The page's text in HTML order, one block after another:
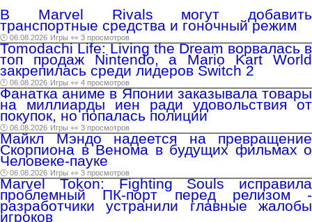
В Marvel Rivals могут добавить
транспортные средства и гоночный режим
🕑 06.08.2026 Игры 👀 3 просмотров
Tomodachi Life: Living the Dream ворвалась в
топ продаж Nintendo, а Mario Kart World
закрепилась среди лидеров Switch 2
🕑 06.08.2026 Игры 👀 4 просмотров
Фанатка аниме в Японии заказывала товары
на миллиарды иен ради удовольствия от
покупок, но попалась полиции
🕑 06.08.2026 Игры 👀 3 просмотров
Майкл Мэндо надеется на превращение
Скорпиона в Венома в будущих фильмах о
Человеке-пауке
🕑 06.08.2026 Игры 👀 3 просмотров
Marvel Tokon: Fighting Souls исправила
проблемный ПК-порт перед релизом -
разработчики устранили главные жалобы
игроков